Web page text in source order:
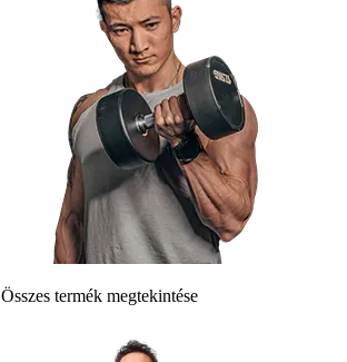
Összes termék megtekintése